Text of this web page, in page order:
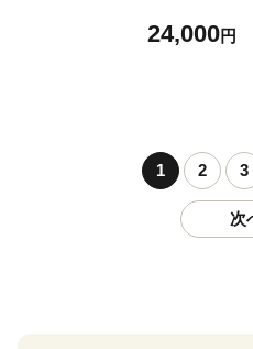
河北町産 【河北町観光物産協
24,000円
1 2 3
次